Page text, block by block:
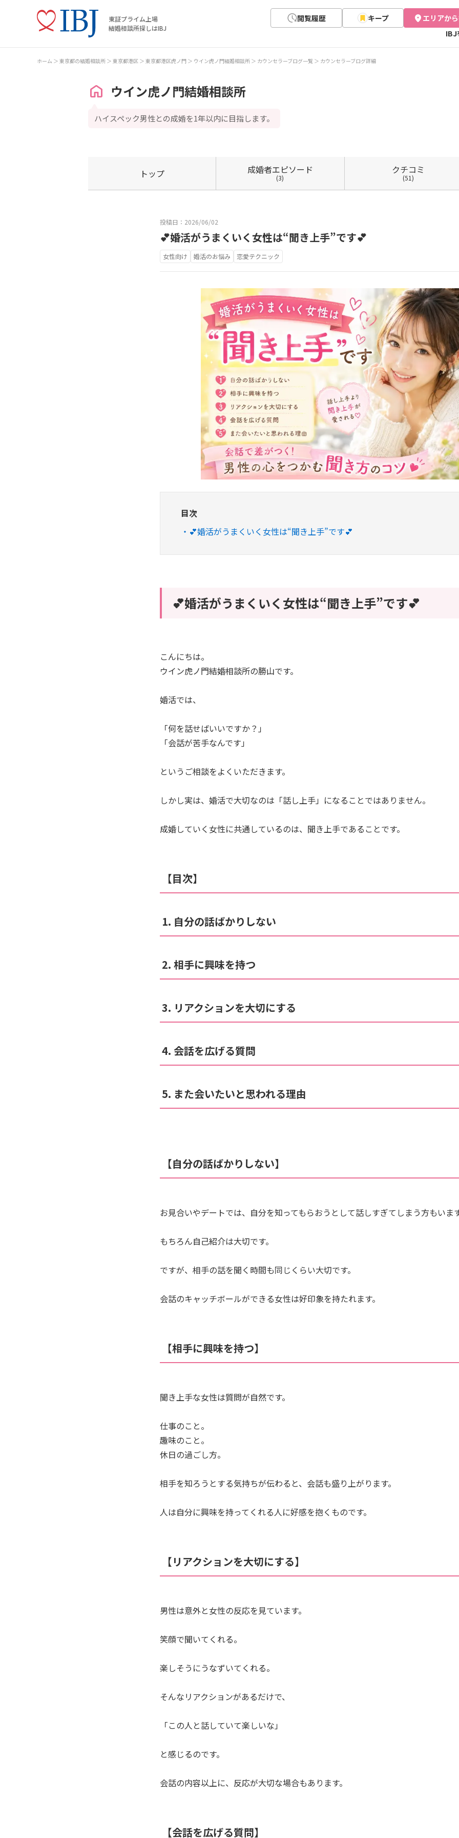
東証プライム上場
結婚相談所探しはIBJ
閲覧履歴 キープ
エリアか
IBJ
ホーム 東京都の結婚相談所 東京都港区 東京都港区虎ノ門 ウイン虎ノ門結婚相談所 カウンセラーブログ一覧 カウンセラーブログ詳細
ウイン虎ノ門結婚相談所
ハイスペック男性との成婚を1年以内に目指します。
トップ 成婚者エピソード
(3)
クチコミ
(51)
投稿日：2026/06/02
💕婚活がうまくいく女性は“聞き上手”です💕
女性向け 婚活のお悩み 恋愛テクニック
目次
💕婚活がうまくいく女性は“聞き上手”です💕
💕婚活がうまくいく女性は“聞き上手”です💕
こんにちは。
ウイン虎ノ門結婚相談所の勝山です。
婚活では、
「何を話せばいいですか？」
「会話が苦手なんです」
というご相談をよくいただきます。
しかし実は、婚活で大切なのは「話し上手」になることではありません。
成婚していく女性に共通しているのは、聞き上手であることです。
【目次】
1. 自分の話ばかりしない
2. 相手に興味を持つ
3. リアクションを大切にする
4. 会話を広げる質問
5. また会いたいと思われる理由
【自分の話ばかりしない】
お見合いやデートでは、自分を知ってもらおうとして話しすぎてしまう方もいま
もちろん自己紹介は大切です。
ですが、相手の話を聞く時間も同じくらい大切です。
会話のキャッチボールができる女性は好印象を持たれます。
【相手に興味を持つ】
聞き上手な女性は質問が自然です。
仕事のこと。
趣味のこと。
休日の過ごし方。
相手を知ろうとする気持ちが伝わると、会話も盛り上がります。
人は自分に興味を持ってくれる人に好感を抱くものです。
【リアクションを大切にする】
男性は意外と女性の反応を見ています。
笑顔で聞いてくれる。
楽しそうにうなずいてくれる。
そんなリアクションがあるだけで、
「この人と話していて楽しいな」
と感じるのです。
会話の内容以上に、反応が大切な場合もあります。
【会話を広げる質問】